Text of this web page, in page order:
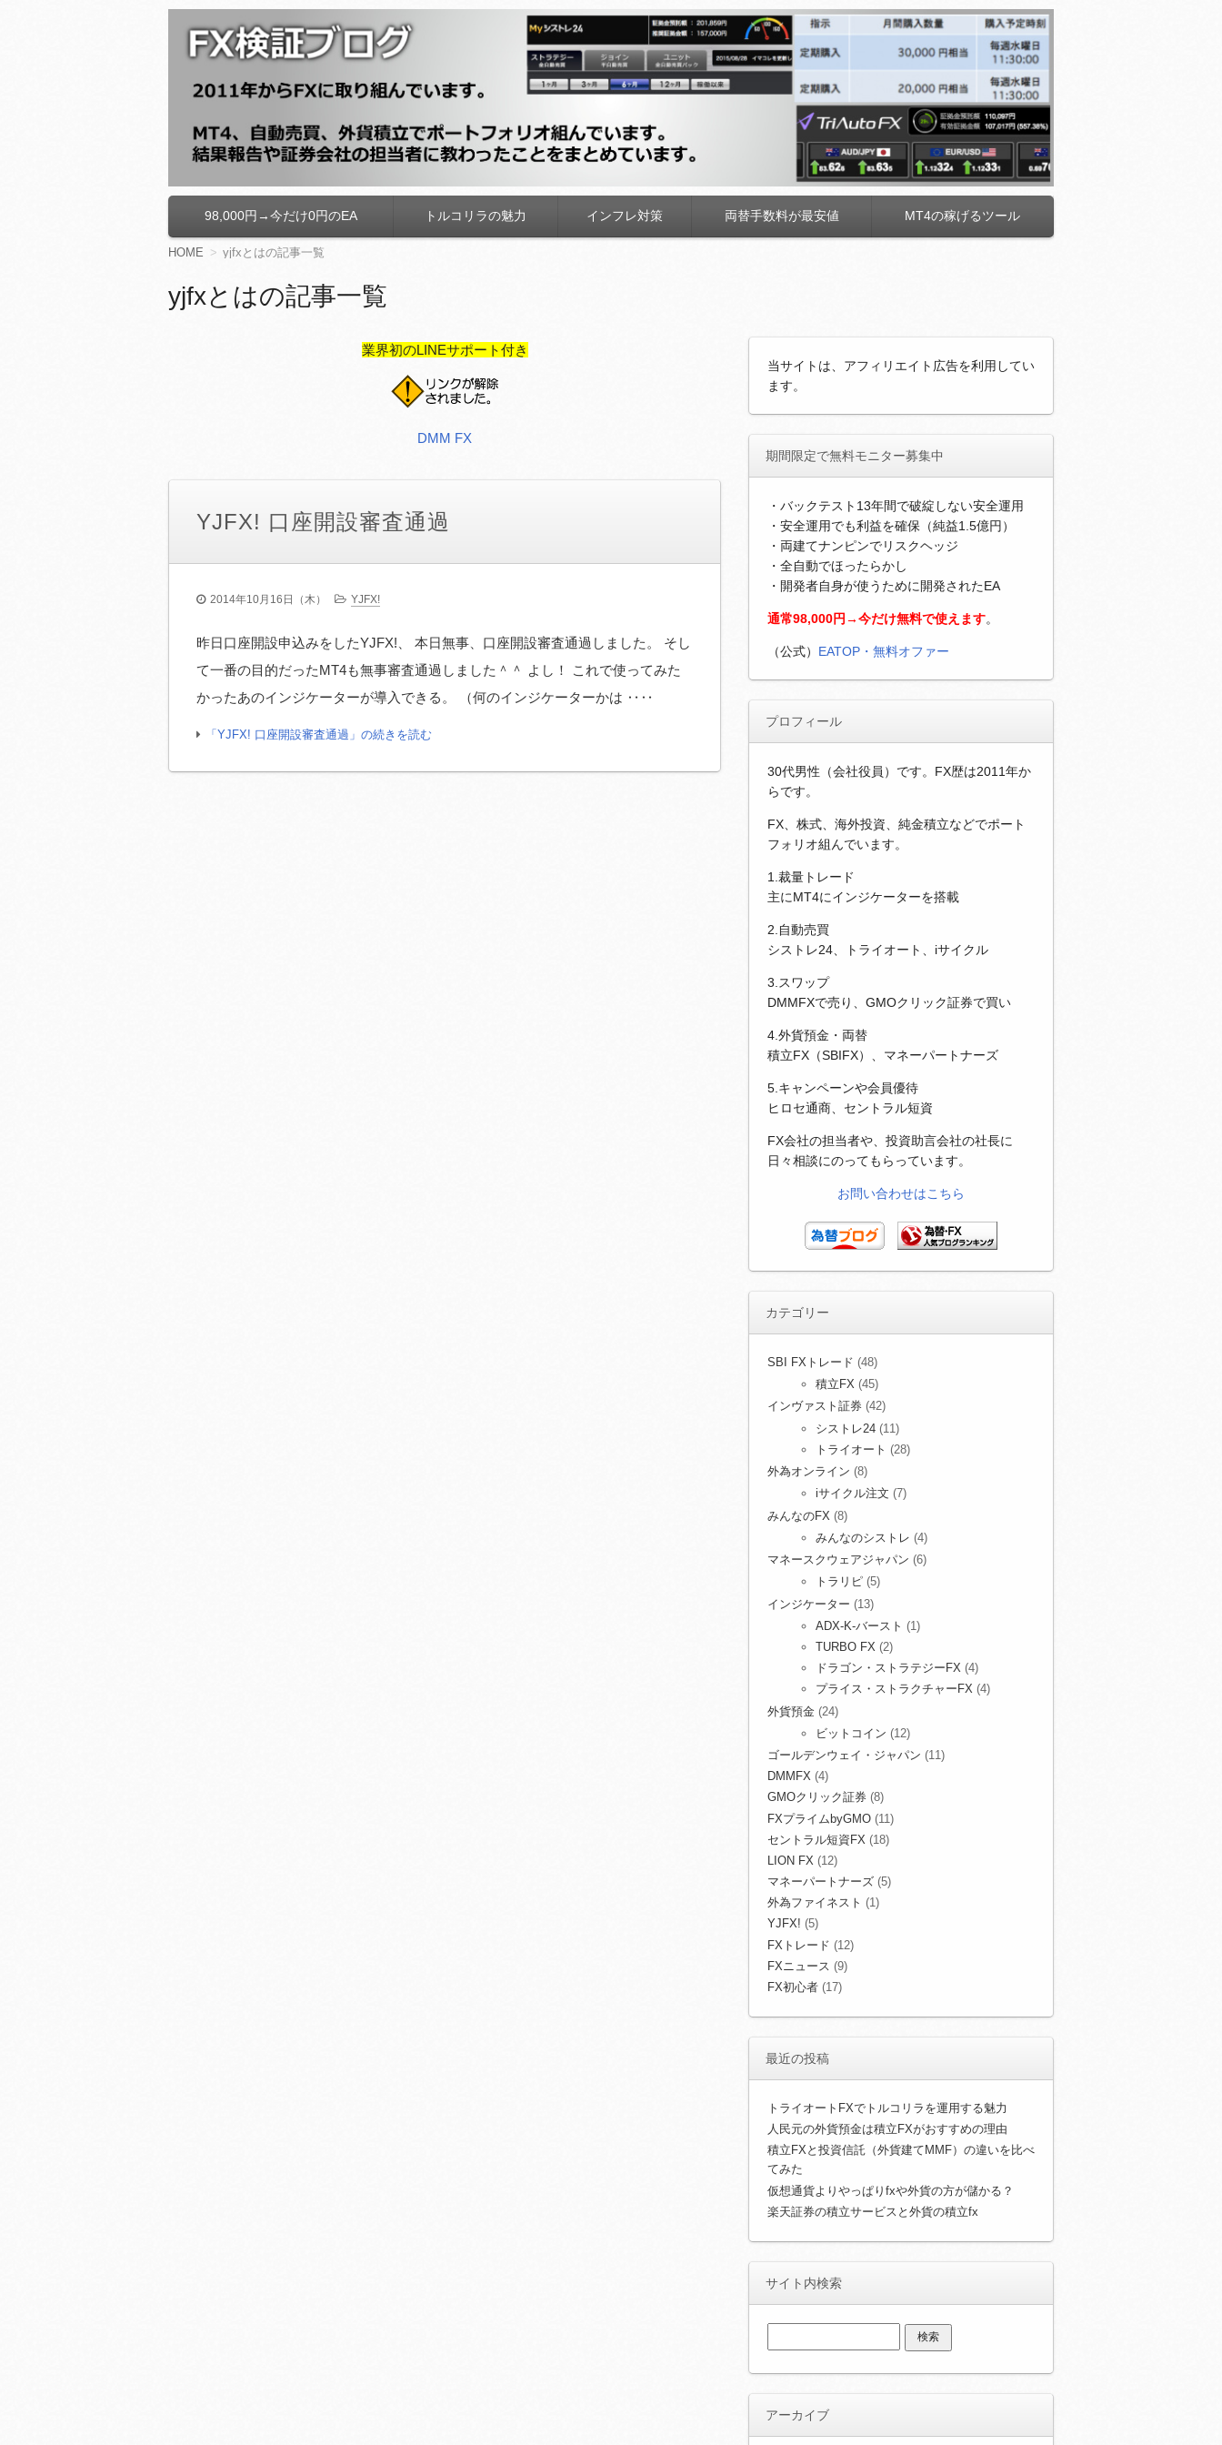
FX検証ブログ
ン
テ
ツ
へ
98,000円→今だけ0円のEA トルコリラの魅力 インフレ対策 両替手数料が最安値 MT4の稼げるツール
HOME yjfxとはの記事一覧
yjfxとはの記事一覧
業界初のLINEサポート付き
DMM FX
YJFX! 口座開設審査通過
2014年10月16日（木） YJFX!
昨日口座開設申込みをしたYJFX!、 本日無事、口座開設審査通過しました。 そし
て一番の目的だったMT4も無事審査通過しました＾＾ よし！ これで使ってみた
かったあのインジケーターが導入できる。 （何のインジケーターかは ‥‥
「YJFX! 口座開設審査通過」の続きを読む
当サイトは、アフィリエイト広告を利用してい
ます。
期間限定で無料モニター募集中
・バックテスト13年間で破綻しない安全運用
・安全運用でも利益を確保（純益1.5億円）
・両建てナンピンでリスクヘッジ
・全自動でほったらかし
・開発者自身が使うために開発されたEA
通常98,000円→今だけ無料で使えます。
（公式） EATOP・無料オファー
プロフィール
30代男性（会社役員）です。FX歴は2011年か
らです。
FX、株式、海外投資、純金積立などでポート
フォリオ組んでいます。
1.裁量トレード
主にMT4にインジケーターを搭載
2.自動売買
シストレ24、トライオート、iサイクル
3.スワップ
DMMFXで売り、GMOクリック証券で買い
4.外貨預金・両替
積立FX（SBIFX）、マネーパートナーズ
5.キャンペーンや会員優待
ヒロセ通商、セントラル短資
FX会社の担当者や、投資助言会社の社長に
日々相談にのってもらっています。
お問い合わせはこちら
カテゴリー
SBI FXトレード (48)
積立FX (45)
インヴァスト証券 (42)
シストレ24 (11)
トライオート (28)
外為オンライン (8)
iサイクル注文 (7)
みんなのFX (8)
みんなのシストレ (4)
マネースクウェアジャパン (6)
トラリピ (5)
インジケーター (13)
ADX-K-バースト (1)
TURBO FX (2)
ドラゴン・ストラテジーFX (4)
プライス・ストラクチャーFX (4)
外貨預金 (24)
ビットコイン (12)
ゴールデンウェイ・ジャパン (11)
DMMFX (4)
GMOクリック証券 (8)
FXプライムbyGMO (11)
セントラル短資FX (18)
LION FX (12)
マネーパートナーズ (5)
外為ファイネスト (1)
YJFX! (5)
FXトレード (12)
FXニュース (9)
FX初心者 (17)
最近の投稿
トライオートFXでトルコリラを運用する魅力
人民元の外貨預金は積立FXがおすすめの理由
積立FXと投資信託（外貨建てMMF）の違いを比べ
てみた
仮想通貨よりやっぱりfxや外貨の方が儲かる？
楽天証券の積立サービスと外貨の積立fx
サイト内検索
索:
アーカイブ